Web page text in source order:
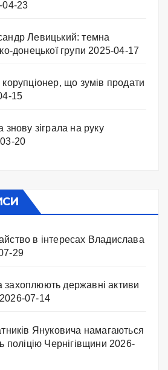
04-23
Левицький: темна
донецької групи 2025-04-17
що зумів продати
15
знову зіграла на руку
20
в інтересах Владислава
29
державні активи
2026-07-14
Януковича намагаються
поліцію Чернігівщини 2026-